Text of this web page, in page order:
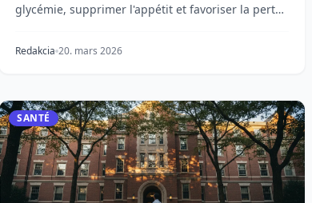
glycémie, supprimer l'appétit et favoriser la perte
Redakcia 20. mars 2026
SANTÉ